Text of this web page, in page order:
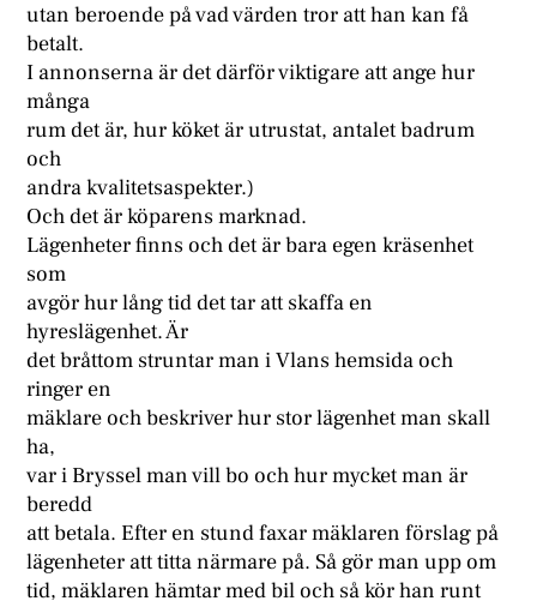
utan beroende på vad värden tror att han kan få
betalt.
I annonserna är det därför viktigare att ange hur
många
rum det är, hur köket är utrustat, antalet badrum
och
andra kvalitetsaspekter.)
Och det är köparens marknad.
Lägenheter finns och det är bara egen kräsenhet
som
avgör hur lång tid det tar att skaffa en
hyreslägenhet. Är
det bråttom struntar man i Vlans hemsida och
ringer en
mäklare och beskriver hur stor lägenhet man skall
ha,
var i Bryssel man vill bo och hur mycket man är
beredd
att betala. Efter en stund faxar mäklaren förslag på
lägenheter att titta närmare på. Så gör man upp om
tid, mäklaren hämtar med bil och så kör han runt